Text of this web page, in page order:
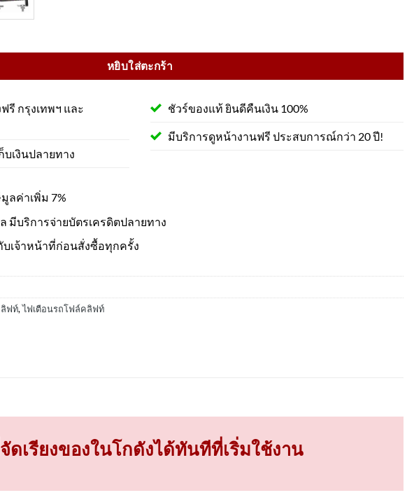
หยิบใส่ตะกร้า
รี กรุงเทพฯ และ
บเงินปลายทาง
ชัวร์ของแท้ ยินดีคืนเงิน 100%
มีบริการดูหน้างานฟรี ประสบการณ์กว่า 20 ปี!
ลค่าเพิ่ม 7%
มีบริการจ่ายบัตรเครดิตปลายทาง
เจ้าหน้าที่ก่อนสั่งซื้อทุกครั้ง
ฟท์,ไฟเตือนรถโฟล์คลิฟท์
เรียงของในโกดังได้ทันทีที่เริ่มใช้งาน